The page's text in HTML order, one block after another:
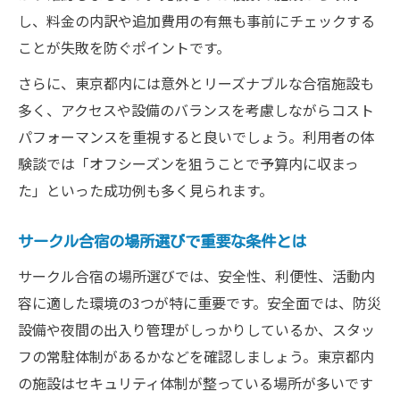
ツ
し、料金の内訳や追加費用の有無も事前にチェックする
ことが失敗を防ぐポイントです。
さらに、東京都内には意外とリーズナブルな合宿施設も
多く、アクセスや設備のバランスを考慮しながらコスト
パフォーマンスを重視すると良いでしょう。利用者の体
験談では「オフシーズンを狙うことで予算内に収まっ
た」といった成功例も多く見られます。
サークル合宿の場所選びで重要な条件とは
サークル合宿の場所選びでは、安全性、利便性、活動内
容に適した環境の3つが特に重要です。安全面では、防災
設備や夜間の出入り管理がしっかりしているか、スタッ
フの常駐体制があるかなどを確認しましょう。東京都内
の施設はセキュリティ体制が整っている場所が多いです